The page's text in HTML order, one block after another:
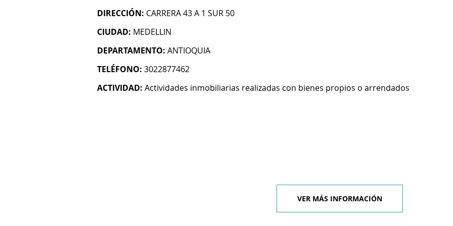
DIRECCIÓN: CARRERA 43 A 1 SUR 50
CIUDAD: MEDELLIN
DEPARTAMENTO: ANTIOQUIA
TELÉFONO: 3022877462
ACTIVIDAD: Actividades inmobiliarias realizadas con bienes propios o arrendados
VER MÁS INFORMACIÓN